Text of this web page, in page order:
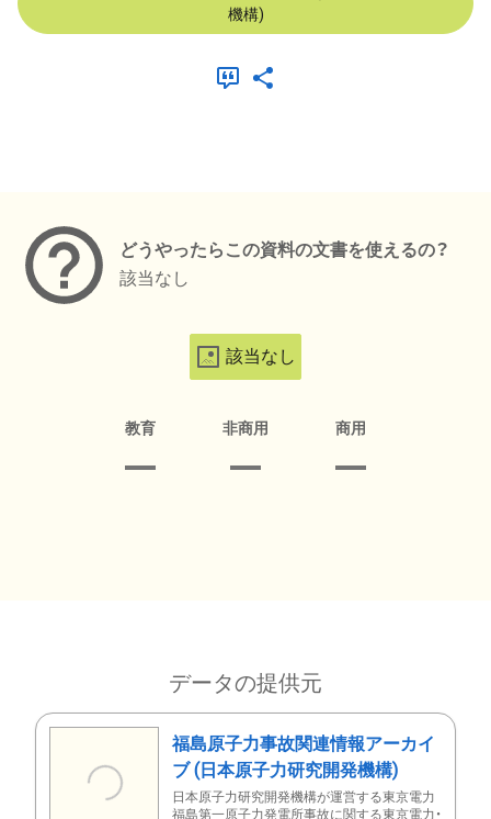
機構)
どうやったらこの資料の文書を使えるの？
該当なし
該当なし
教育 非商用 商用
データの提供元
福島原子力事故関連情報アーカイ
ブ (日本原子力研究開発機構)
日本原子力研究開発機構が運営する東京電力
福島第一原子力発電所事故に関する東京電力・